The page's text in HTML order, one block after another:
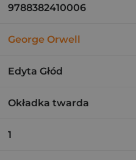
9788382410006
George Orwell
Edyta Głód
Okładka twarda
1